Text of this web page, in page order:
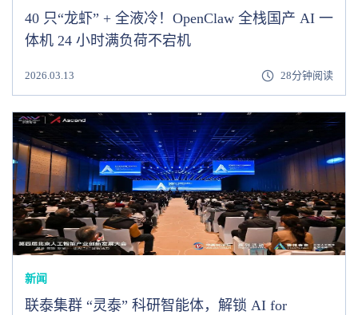
40 只“龙虾” + 全液冷！OpenClaw 全栈国产 AI 一
体机 24 小时满负荷不宕机
2026.03.13 28分钟阅读
新闻
联泰集群 “灵泰” 科研智能体，解锁 AI for